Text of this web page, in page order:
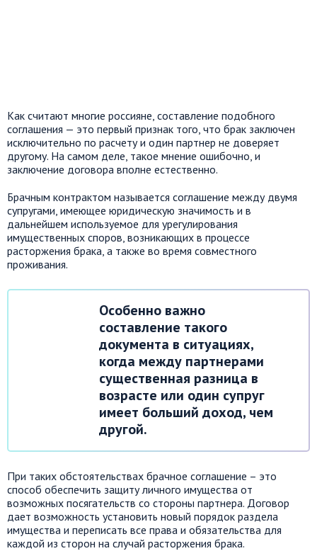
Как считают многие россияне, составление подобного
соглашения — это первый признак того, что брак заключен
исключительно по расчету и один партнер не доверяет
другому. На самом деле, такое мнение ошибочно, и
заключение договора вполне естественно.
Брачным контрактом называется соглашение между двумя
супругами, имеющее юридическую значимость и в
дальнейшем используемое для урегулирования
имущественных споров, возникающих в процессе
расторжения брака, а также во время совместного
проживания.
Особенно важно
составление такого
документа в ситуациях,
когда между партнерами
существенная разница в
возрасте или один супруг
имеет больший доход, чем
другой.
При таких обстоятельствах брачное соглашение – это
способ обеспечить защиту личного имущества от
возможных посягательств со стороны партнера. Договор
дает возможность установить новый порядок раздела
имущества и переписать все права и обязательства для
каждой из сторон на случай расторжения брака.